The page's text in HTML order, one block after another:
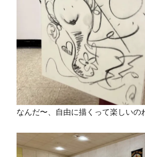
なんだ〜、自由に描くって楽しいの